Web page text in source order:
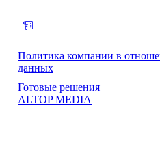
Политика компании в
данных
Готовые решения
ALTOP MEDIA